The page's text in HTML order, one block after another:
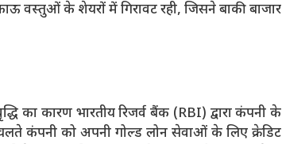
वस्तुओं के शेयरों में गिरावट रही, जिसने बाकी बाजार
का कारण भारतीय रिजर्व बैंक (RBI) द्वारा कंपनी के
चलते कंपनी को अपनी गोल्ड लोन सेवाओं के लिए क्रेडिट